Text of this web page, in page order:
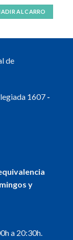
AL CARRO
de
1607 -
y
a 20:30h.